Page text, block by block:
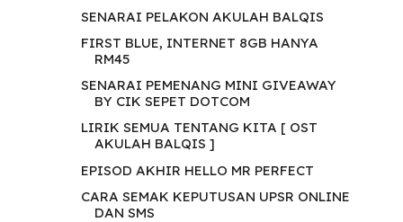
SENARAI PELAKON AKULAH BALQIS
FIRST BLUE, INTERNET 8GB HANYA
RM45
SENARAI PEMENANG MINI GIVEAWAY
BY CIK SEPET DOTCOM
LIRIK SEMUA TENTANG KITA [ OST
AKULAH BALQIS ]
EPISOD AKHIR HELLO MR PERFECT
CARA SEMAK KEPUTUSAN UPSR ONLINE
DAN SMS